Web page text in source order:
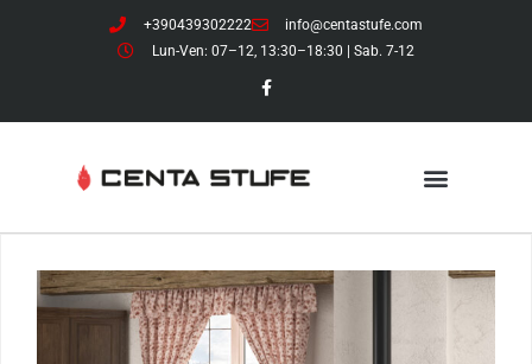
+390439302222
info@centastufe.com
Lun-Ven: 07–12, 13:30–18:30 | Sab. 7-12